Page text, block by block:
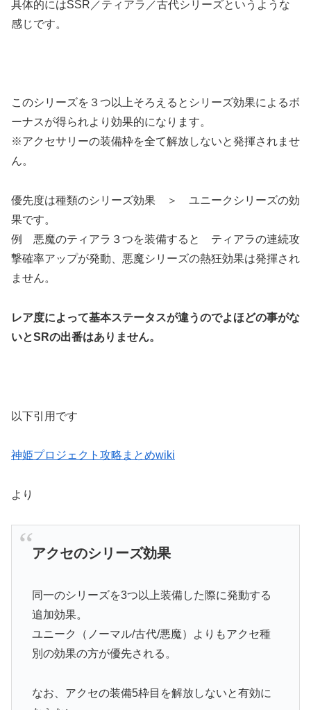
具体的にはSSR／ティアラ／古代シリーズというような
感じです。
このシリーズを３つ以上そろえるとシリーズ効果によるボ
ーナスが得られより効果的になります。
※アクセサリーの装備枠を全て解放しないと発揮されませ
ん。
優先度は種類のシリーズ効果 ＞ ユニークシリーズの効
果です。
例 悪魔のティアラ３つを装備すると ティアラの連続攻
撃確率アップが発動、悪魔シリーズの熱狂効果は発揮され
ません。
レア度によって基本ステータスが違うのでよほどの事がな
いとSRの出番はありません。
以下引用です
神姫プロジェクト攻略まとめwiki
より
アクセのシリーズ効果
同一のシリーズを3つ以上装備した際に発動する
追加効果。
ユニーク（ノーマル/古代/悪魔）よりもアクセ種
別の効果の方が優先される。
なお、アクセの装備5枠目を解放しないと有効に